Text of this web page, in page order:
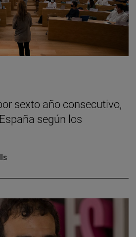
sexto año consecutivo,
según los